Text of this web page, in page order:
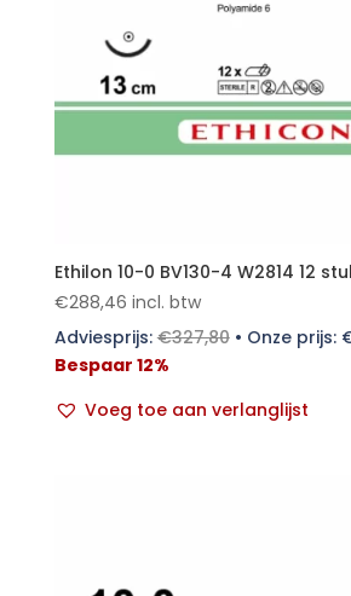
Ethilon 10-0 BV130-4 W2814 12
€288,46 incl. btw
Adviesprijs:€327,80• Onze prijs:
Bespaar 12%
Voeg toe aan verlanglijst